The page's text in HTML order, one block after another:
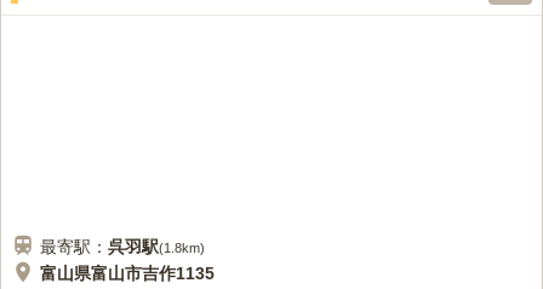
最寄駅： 呉羽駅(1.8km)
富山県富山市吉作1135